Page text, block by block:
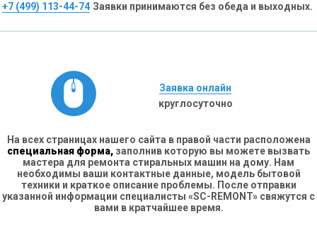
+7 (499) 113-44-74 Заявки принимаются без обеда и выходных.
Заявка онлайн
круглосуточно
На всех страницах нашего сайта в правой части расположена
специальная форма, заполнив которую вы можете вызвать
мастера для ремонта стиральных машин на дому. Нам
необходимы ваши контактные данные, модель бытовой
техники и краткое описание проблемы. После отправки
указанной информации специалисты «SC-REMONT» свяжутся с
вами в кратчайшее время.